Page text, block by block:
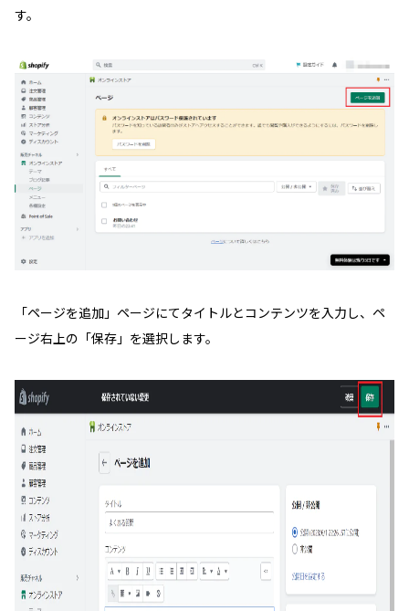
す。
「ページを追加」ページにてタイトルとコンテンツを入力し、ペ
ージ右上の「保存」を選択します。